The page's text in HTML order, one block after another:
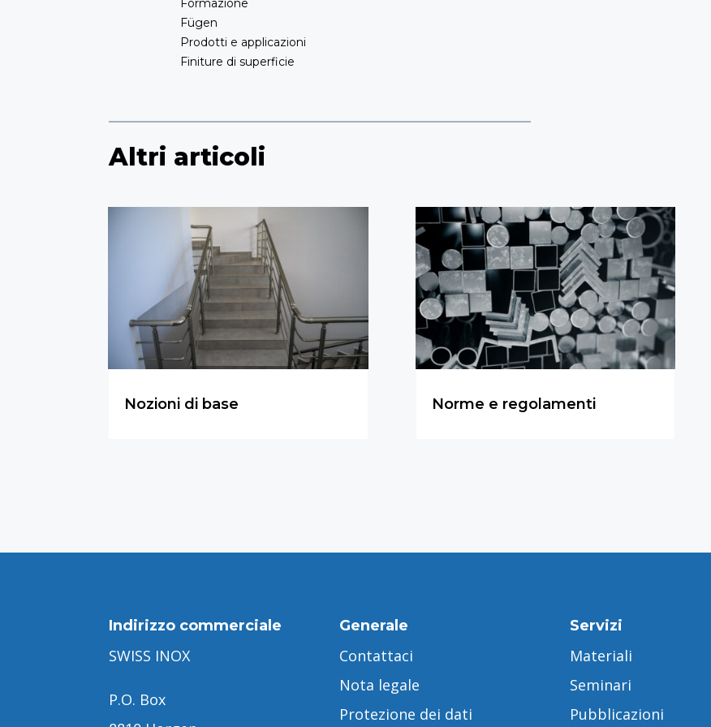
Fügen
Prodotti e applicazioni
Finiture di superficie
Altri articoli
Nozioni di base Norme e regolamenti
Indirizzo commerciale
SWISS INOX
P.O. Box
Generale
Contattaci
Nota legale
Protezione dei dati
Servizi
Materiali
Seminari
Pubblicazioni